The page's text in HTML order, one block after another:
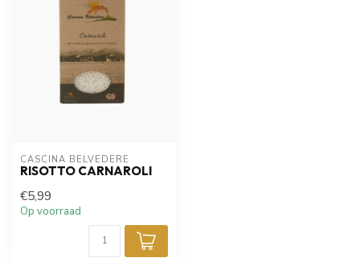
CASCINA BELVEDERE
RISOTTO CARNAROLI
€5,99
Op voorraad